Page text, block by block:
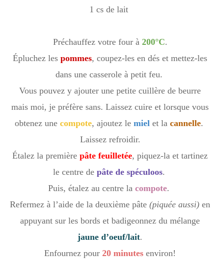
1 cs de lait
Préchauffez votre four à 200°C.
Épluchez les pommes, coupez-les en dés et mettez-les
dans une casserole à petit feu.
Vous pouvez y ajouter une petite cuillère de beurre
mais moi, je préfère sans. Laissez cuire et lorsque vous
obtenez une compote, ajoutez le miel et la cannelle.
Laissez refroidir.
Étalez la première pâte feuilletée, piquez-la et tartinez
le centre de pâte de spéculoos.
Puis, étalez au centre la compote.
Refermez à l’aide de la deuxième pâte (piquée aussi) en
appuyant sur les bords et badigeonnez du mélange
jaune d’oeuf/lait.
Enfournez pour 20 minutes environ!